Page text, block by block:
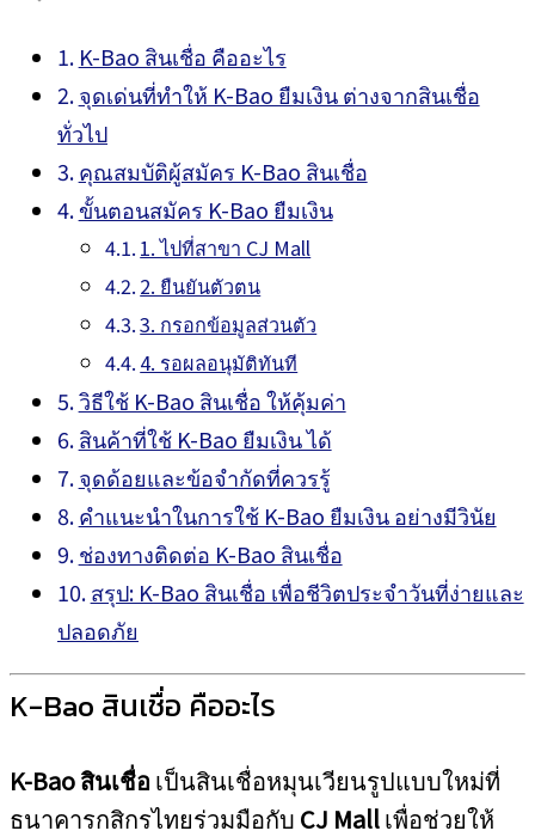
K-Bao สินเชื่อ คืออะไร
จุดเด่นที่ทำให้ K-Bao ยืมเงิน ต่างจากสินเชื่อ
ทั่วไป
คุณสมบัติผู้สมัคร K-Bao สินเชื่อ
ขั้นตอนสมัคร K-Bao ยืมเงิน
1. ไปที่สาขา CJ Mall
2. ยืนยันตัวตน
3. กรอกข้อมูลส่วนตัว
4. รอผลอนุมัติทันที
วิธีใช้ K-Bao สินเชื่อ ให้คุ้มค่า
สินค้าที่ใช้ K-Bao ยืมเงิน ได้
จุดด้อยและข้อจำกัดที่ควรรู้
คำแนะนำในการใช้ K-Bao ยืมเงิน อย่างมีวินัย
ช่องทางติดต่อ K-Bao สินเชื่อ
สรุป: K-Bao สินเชื่อ เพื่อชีวิตประจำวันที่ง่ายและ
ปลอดภัย
K-Bao สินเชื่อ คืออะไร
K-Bao สินเชื่อ เป็นสินเชื่อหมุนเวียนรูปแบบใหม่ที่
ธนาคารกสิกรไทยร่วมมือกับ CJ Mallเพื่อช่วยให้